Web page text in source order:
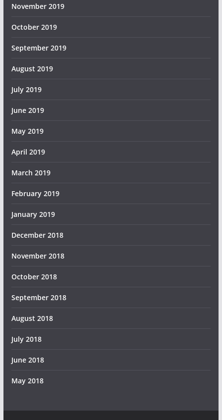
November 2019
October 2019
September 2019
August 2019
July 2019
June 2019
May 2019
April 2019
March 2019
February 2019
January 2019
December 2018
November 2018
October 2018
September 2018
August 2018
July 2018
June 2018
May 2018